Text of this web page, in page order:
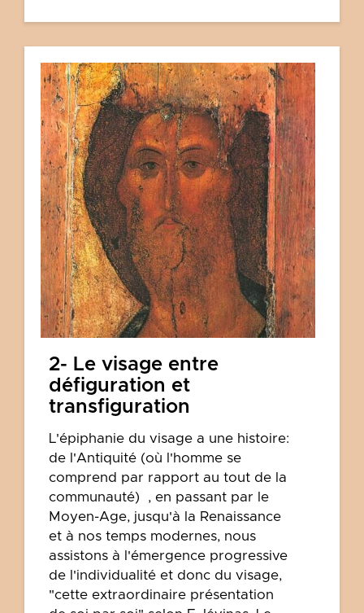
2- Le visage entre
défiguration et
transfiguration
L'épiphanie du visage a une histoire:
de l'Antiquité (où l'homme se
comprend par rapport au tout de la
communauté) , en passant par le
Moyen-Age, jusqu'à la Renaissance
et à nos temps modernes, nous
assistons à l'émergence progressive
de l'individualité et donc du visage,
"cette extraordinaire présentation